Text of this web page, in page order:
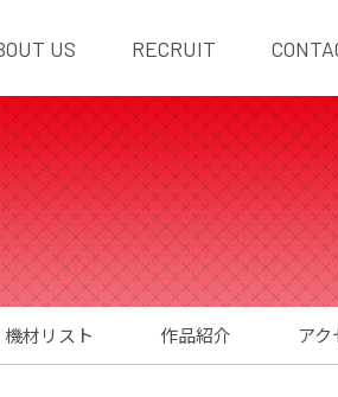
US RECRUIT
機材リスト 作品紹介 アク